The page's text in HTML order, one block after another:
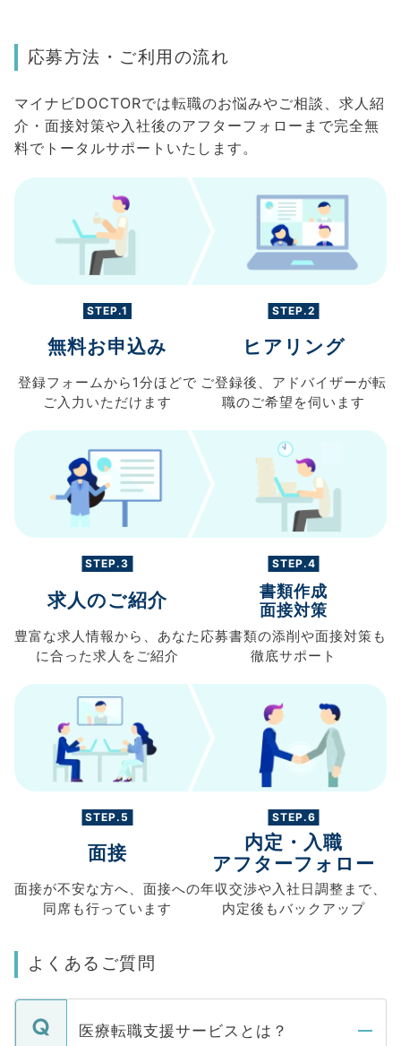
応募方法・ご利用の流れ
マイナビDOCTORでは転職のお悩みやご相談、求人紹
介・面接対策や入社後のアフターフォローまで完全無
料でトータルサポートいたします。
STEP.1
無料お申込み
登録フォームから 1分ほどで
ご入力 いただけます
STEP.2
ヒアリング
ご登録後、 アドバイザーが転
職のご希望を伺います
STEP.3
求人のご紹介
豊富な求人情報から、 あなた
に合った求人を ご紹介
STEP.4
書類作成
面接対策
応募書類の添削や面接対策も
徹底サポート
STEP.5
面接
面接が不安な方へ、 面接への
同席も行っています
STEP.6
内定・入職
アフターフォロー
年収交渉や入社日調整まで、
内定後もバックアップ
よくあるご質問
医療転職支援サービスとは？